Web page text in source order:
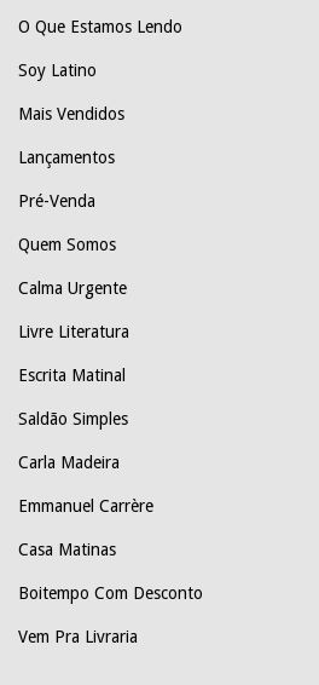
O Que Estamos Lendo
Soy Latino
Mais Vendidos
Lançamentos
Pré-Venda
Quem Somos
Calma Urgente
Livre Literatura
Escrita Matinal
Saldão Simples
Carla Madeira
Emmanuel Carrère
Casa Matinas
Boitempo Com Desconto
Vem Pra Livraria